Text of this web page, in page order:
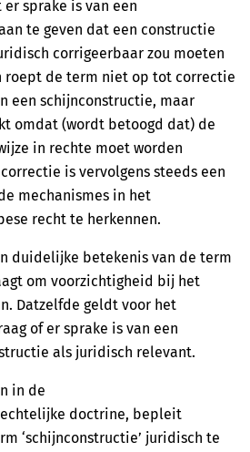
sprake is van een
te geven dat een constructie
corrigeerbaar zou moeten
roept de term niet op tot correctie
een schijnconstructie, maar
omdat (wordt betoogd dat) de
in rechte moet worden
is vervolgens steeds een
mechanismes in het
recht te herkennen.
duidelijke betekenis van de term
om voorzichtigheid bij het
Datzelfde geldt voor het
of er sprake is van een
als juridisch relevant.
in de
doctrine, bepleit
‘schijnconstructie’ juridisch te